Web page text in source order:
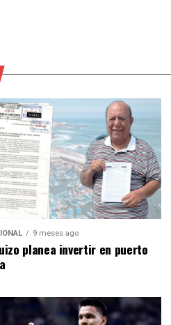
9 meses ago
planea invertir en puerto